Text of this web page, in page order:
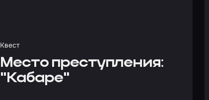
Квест
Место преступления:
"Кабаре"